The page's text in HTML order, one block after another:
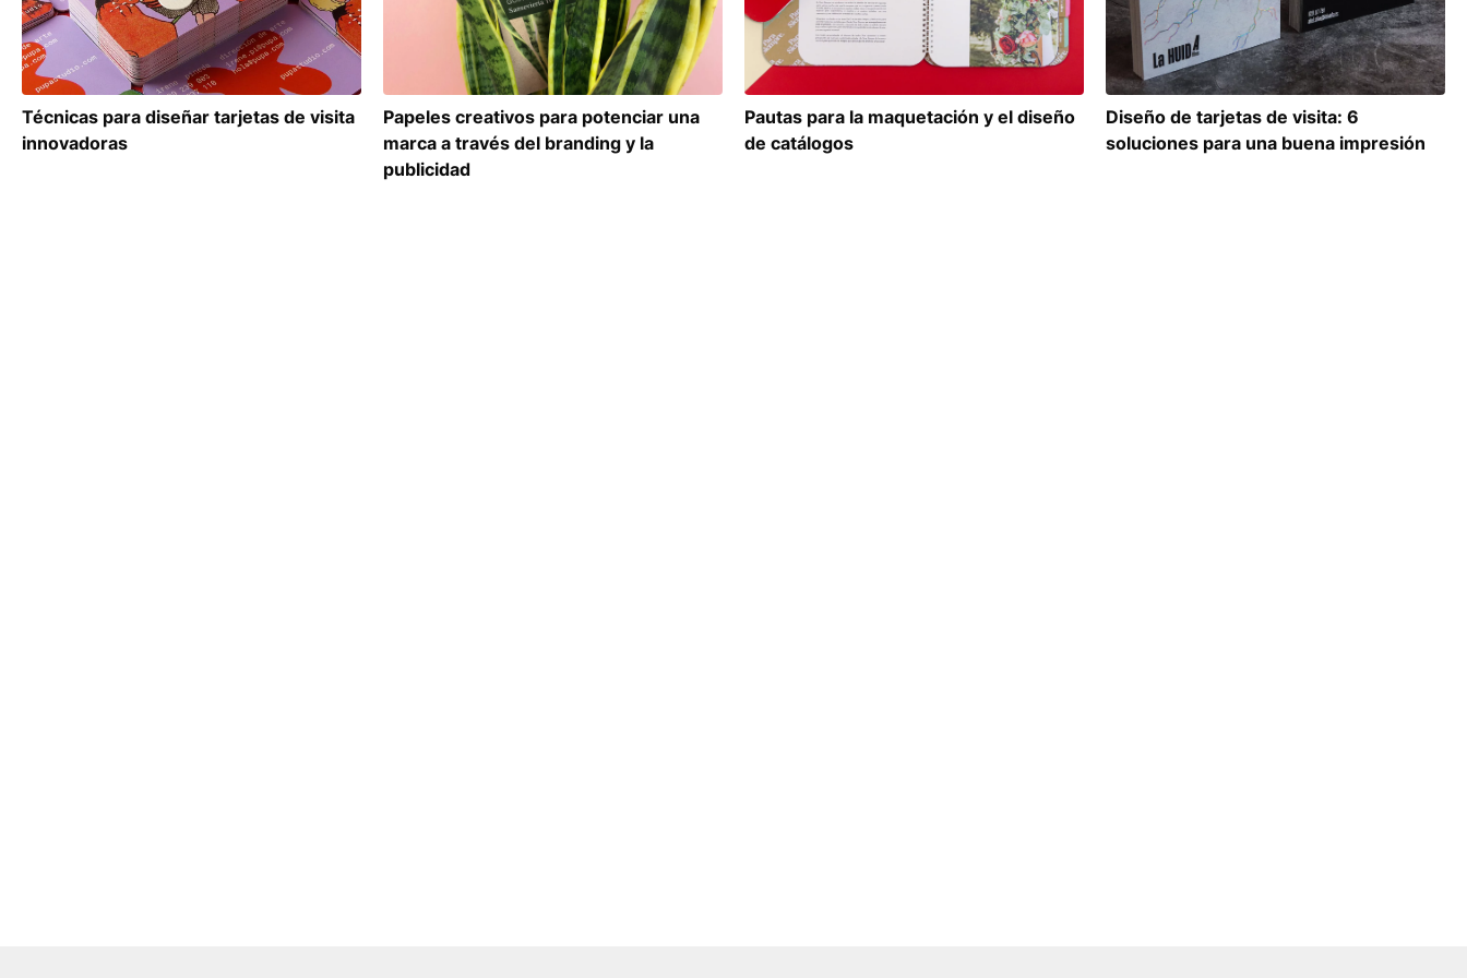
Técnicas para diseñar tarjetas de visita
innovadoras
Papeles creativos para potenciar una
marca a través del branding y la
publicidad
Pautas para la maquetación y el diseño
de catálogos
Diseño de tarjetas de visita: 6
soluciones para una buena impresión